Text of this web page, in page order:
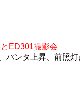
ED301撮影会
ンタ上昇、前照